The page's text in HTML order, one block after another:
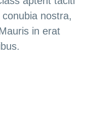
nostra,
in erat